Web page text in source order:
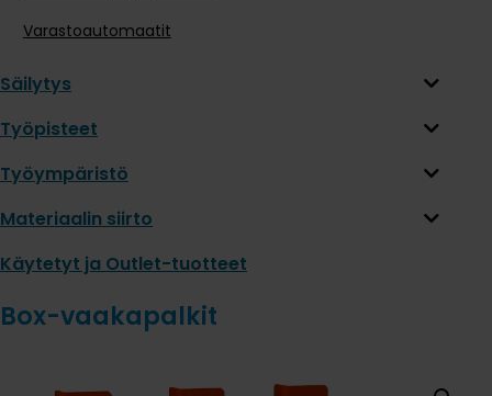
Varastoautomaatit
Säilytys
Työpisteet
Työympäristö
Materiaalin siirto
Käytetyt ja Outlet-tuotteet
Box-vaakapalkit